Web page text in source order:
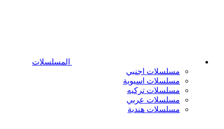
المسلسلات
مسلسلات اجنبي
مسلسلات اسيوية
مسلسلات تركيه
مسلسلات عربي
مسلسلات هندية